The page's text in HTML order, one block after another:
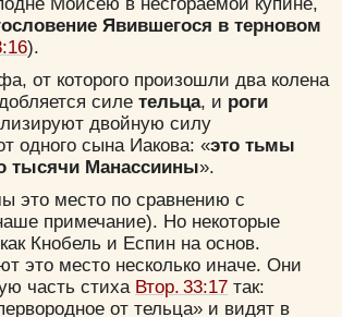
Явившегося в терновом
).
от которого произошли два колена
силе тельца, и роги
двойную силу
одного сына Иакова: «это тьмы
тысячи Манассиины».
это место по сравнению с
примечание). Но некоторые
Кнобель и Еспин на основ.
это место несколько иначе. Они
часть стиха Втор. 33:17 так:
от тельца» и видят в